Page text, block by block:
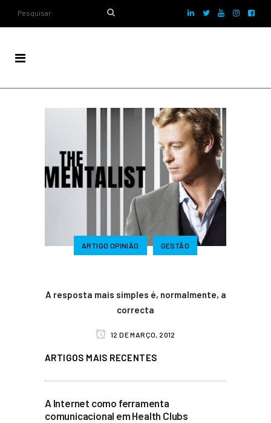
ARTIGO OPINIÃO GESTÃO
A resposta mais simples é, normalmente, a
correcta
12 DE MARÇO, 2012
ARTIGOS MAIS RECENTES
A Internet como ferramenta
comunicacional em Health Clubs